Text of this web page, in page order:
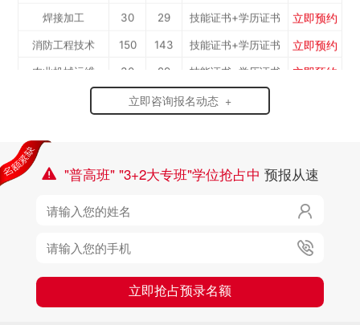
工）
焊接加工 技能证书+学历证书 立即预约
立即预约
立即预约
通信运营服务 30 29 技能证书+学历证书
计算机应用与维修 50 48 技能证书+学历证书
幼儿教育
轨道交通车辆运检 50 48 技能证书+学历证书 立即预约
公路施工与养护 30 立即预约
立即咨询报名动态 +
 "普高班" "3+2大专班"学位抢占中 预报从速


立即抢占预录名额